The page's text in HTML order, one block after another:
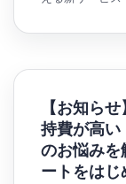
【お知ら
持費が高
のお悩み
ートをはじ